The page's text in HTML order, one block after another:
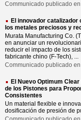
Communicado publicado
El innovador catalizador
los metales preciosos y
Murata Manufacturing Co.
en anunciar un
reducir el impacto de los
fabricante chino (F-Tech), ...
Communicado publicado
El Nuevo Optimum
de los Pistones para
Consistentes
Un material flexible e
dosificación de presión de